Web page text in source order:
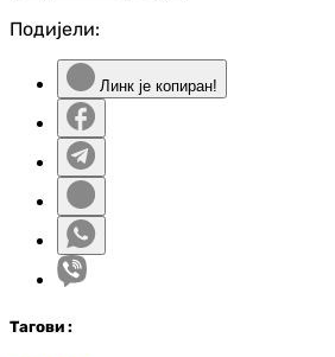
Подијели:
Линк је копиран!
Тагови :